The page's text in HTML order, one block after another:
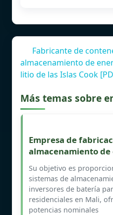
Fabricante de
almacenamiento de
litio de las Islas Cook
Más temas sobre
Empresa de
almacenamiento
Su objetivo es
sistemas de
inversores de batería
residenciales en Mali,
potencias nominales